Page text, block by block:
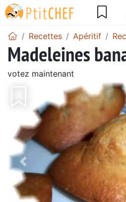
Recettes Apéritif
Madeleines
votez maintenant
Précédent